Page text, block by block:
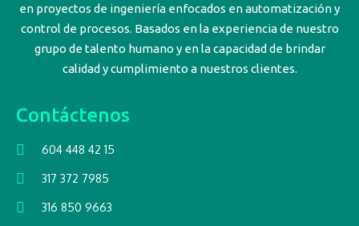
en proyectos de ingeniería enfocados en automatización y
control de procesos. Basados en la experiencia de nuestro
grupo de talento humano y en la capacidad de brindar
calidad y cumplimiento a nuestros clientes.
Contáctenos
604 448 42 15
317 372 7985
316 850 9663